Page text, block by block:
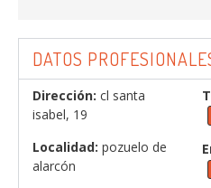
DATOS
Dirección: cl santa
isabel, 19
Localidad: pozuelo de
alarcón